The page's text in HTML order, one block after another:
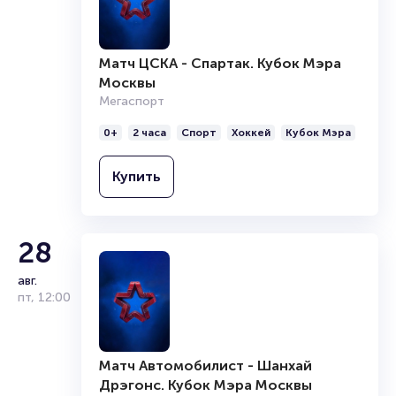
— сокращение от «Университет-Культура-
Спорт». Являются обладателями золота в
Кубке России, Еврокубке, Евролиге ФИБА
и Североевропейской баскетбольной лиге.
А также многократными серебряными и
бронзовыми призёрами Единой лиги ВТБ.
Матч ЦСКА - Спартак. Кубок Мэра
Москвы
Мегаспорт
0+ 2 часа Спорт Хоккей Кубок Мэра
Купить
28
авг.
пт, 12:00
Матч Автомобилист - Шанхай
Дрэгонс. Кубок Мэра Москвы